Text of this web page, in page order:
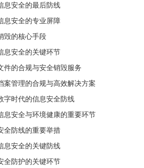
息安全的最后防线
息安全的专业屏障
毁的核心手段
息安全的关键环节
件的合规与安全销毁服务
案管理的合规与高效解决方案
字时代的信息安全防线
息安全与环境健康的重要环节
全防线的重要举措
息安全的关键防线
全防护的关键环节